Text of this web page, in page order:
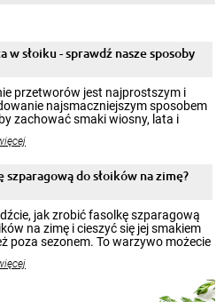
w słoiku - sprawdź nasze sposoby
przetworów jest najprostszym i
najsmaczniejszym sposobem
zachować smaki wiosny, lata i
by cieszyć nimi oko w sezonie
atmosferę cieplejszych
Przygotowanie słoików ze
zawartością musi obejmować
które pozwolą zachować świeżość
szparagową do słoików na zimę?
jak zrobić fasolkę szparagową
na zimę i cieszyć się jej smakiem
poza sezonem. To warzywo możecie